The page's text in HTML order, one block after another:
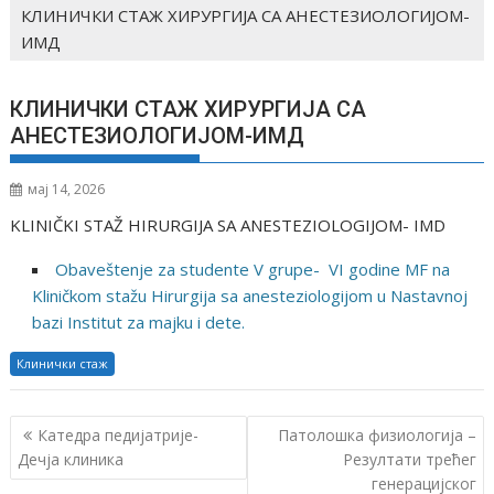
КЛИНИЧКИ СТАЖ ХИРУРГИЈА СА АНЕСТЕЗИОЛОГИЈОМ-
ИМД
КЛИНИЧКИ СТАЖ ХИРУРГИЈА СА
АНЕСТЕЗИОЛОГИЈОМ-ИМД
мај 14, 2026
KLINIČKI STAŽ HIRURGIJA SA ANESTEZIOLOGIJOM- IMD
Obaveštenje za studente V grupe- VI godine MF na
Kliničkom stažu Hirurgija sa anesteziologijom u Nastavnoj
bazi Institut za majku i dete.
Клинички стаж
К
р
Катедра педијатрије-
Дечја клиника
Патолошка физиологија –
Резултати трећег
генерацијског